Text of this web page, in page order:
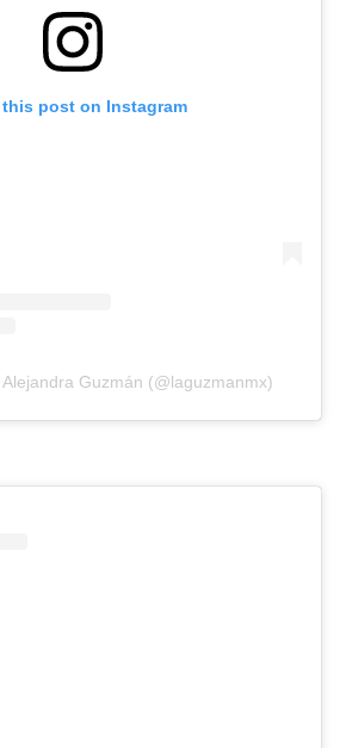
this post on Instagram
Guzmán (@laguzmanmx)